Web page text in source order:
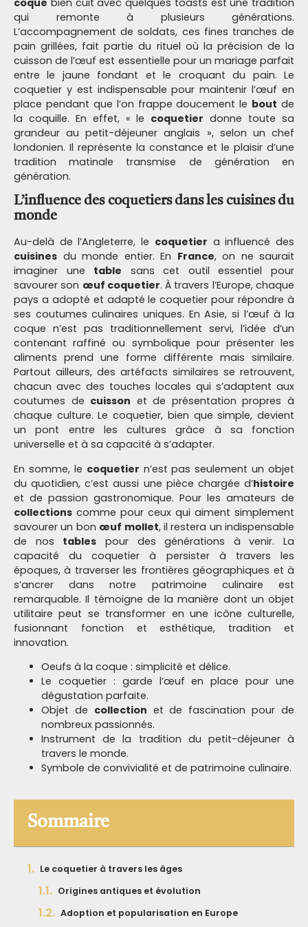
coque bien cuit avec quelques toasts est une tradition
qui remonte à plusieurs générations.
L’accompagnement de soldats, ces fines tranches de
pain grillées, fait partie du rituel où la précision de la
cuisson de l’œuf est essentielle pour un mariage parfait
entre le jaune fondant et le croquant du pain. Le
coquetier y est indispensable pour maintenir l’œuf en
place pendant que l’on frappe doucement le bout de
la coquille. En effet, « le coquetier donne toute sa
grandeur au petit-déjeuner anglais », selon un chef
londonien. Il représente la constance et le plaisir d’une
tradition matinale transmise de génération en
génération.
L’influence des coquetiers dans les cuisines du
monde
Au-delà de l’Angleterre, le coquetier a influencé des
cuisines du monde entier. En France, on ne saurait
imaginer une table sans cet outil essentiel pour
savourer son œuf coquetier. À travers l’Europe, chaque
pays a adopté et adapté le coquetier pour répondre à
ses coutumes culinaires uniques. En Asie, si l’œuf à la
coque n’est pas traditionnellement servi, l’idée d’un
contenant raffiné ou symbolique pour présenter les
aliments prend une forme différente mais similaire.
Partout ailleurs, des artéfacts similaires se retrouvent,
chacun avec des touches locales qui s’adaptent aux
coutumes de cuisson et de présentation propres à
chaque culture. Le coquetier, bien que simple, devient
un pont entre les cultures grâce à sa fonction
universelle et à sa capacité à s’adapter.
En somme, le coquetier n’est pas seulement un objet
du quotidien, c’est aussi une pièce chargée d’histoire
et de passion gastronomique. Pour les amateurs de
collections comme pour ceux qui aiment simplement
savourer un bon œuf mollet, il restera un indispensable
de nos tables pour des générations à venir. La
capacité du coquetier à persister à travers les
époques, à traverser les frontières géographiques et à
s’ancrer dans notre patrimoine culinaire est
remarquable. Il témoigne de la manière dont un objet
utilitaire peut se transformer en une icône culturelle,
fusionnant fonction et esthétique, tradition et
innovation.
Oeufs à la coque : simplicité et délice.
Le coquetier : garde l’œuf en place pour une
dégustation parfaite.
Objet de collection et de fascination pour de
nombreux passionnés.
Instrument de la tradition du petit-déjeuner à
travers le monde.
Symbole de convivialité et de patrimoine culinaire.
Sommaire
Le coquetier à travers les âges
Origines antiques et évolution
Adoption et popularisation en Europe